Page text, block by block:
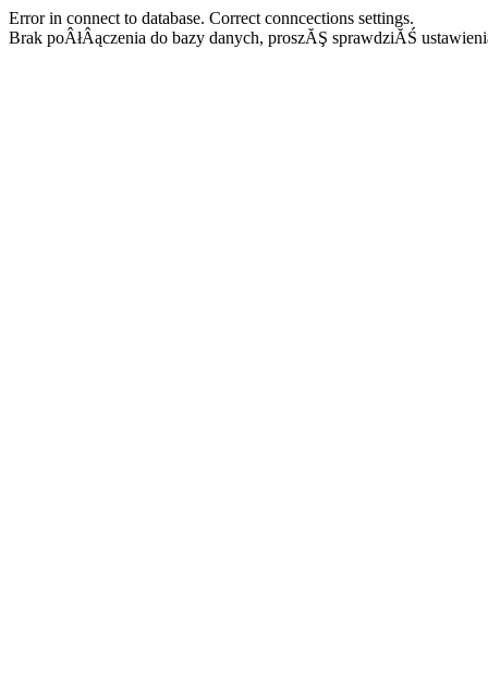
Error in connect to database. Correct conncections settings.
Brak poÂłÂączenia do bazy danych, proszĂŞ sprawdziĂŚ